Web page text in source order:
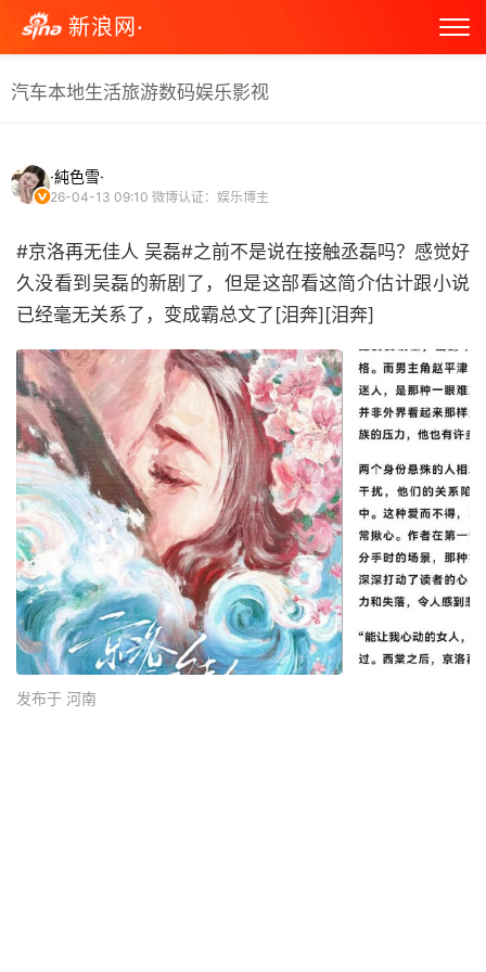
新浪网·
汽车本地生活旅游数码娱乐影视
·純色雪·
26-04-13 09:10 微博认证：娱乐博主
#京洛再无佳人 吴磊#之前不是说在接触丞磊吗？感觉好
久没看到吴磊的新剧了，但是这部看这简介估计跟小说
已经毫无关系了，变成霸总文了[泪奔][泪奔] ​
发布于 河南